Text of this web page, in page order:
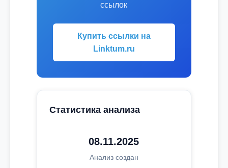
ссылок
Купить ссылки на
Linktum.ru
Статистика анализа
08.11.2025
Анализ создан